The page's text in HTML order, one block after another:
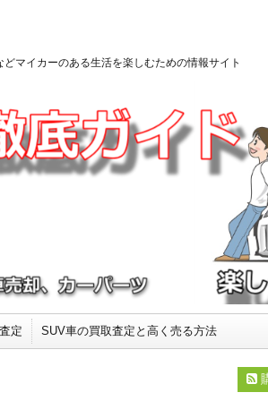
マイカーのある生活を楽しむための情報サイト
定 SUV車の買取査定と高く売る方法